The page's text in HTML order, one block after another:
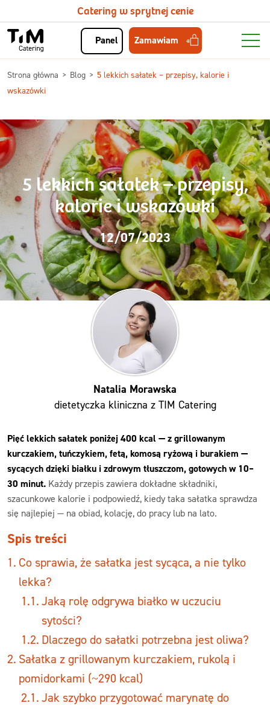
Catering w sprytnej cenie
Panel Zamawiam
Strona główna Blog
5 lekkich sałatek – przepisy, kalorie i
wskazówki
5 lekkich sałatek – przepisy,
kalorie i wskazówki
12/07/2023
Natalia Morawska
dietetyczka kliniczna z TIM Catering
Pięć lekkich sałatek poniżej 400 kcal — z grillowanym
kurczakiem, tuńczykiem, fetą, komosą ryżową i burakiem —
sycących dzięki białku i zdrowym tłuszczom, gotowych w 10–
30 minut. Każdy przepis zawiera dokładne składniki,
szacunkowe kalorie i podpowiedź, kiedy taka sałatka sprawdza
się najlepiej — na obiad, kolację, do pracy lub na lato.
Spis treści
Co sprawia, że sałatka jest sycąca, a nie tylko
lekka?
Jaką rolę odgrywa białko w uczuciu
sytości?
Dlaczego do sałatki potrzebna jest oliwa?
Sałatka z grillowanym kurczakiem, rukolą i
pomidorkami (~290 kcal)
Jak szybko przygotować marynatę do